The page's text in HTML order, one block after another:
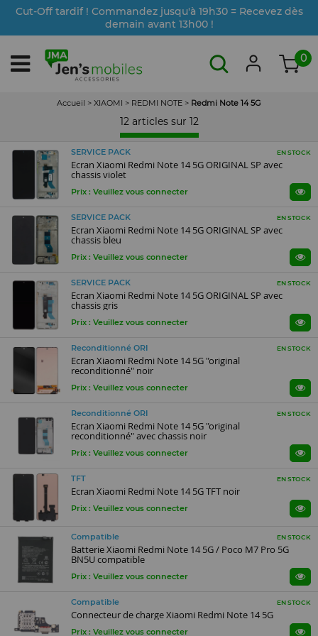
Cut-Off tardif ! Commandez jusqu'à 19h30 = Recevez dès
demain avant 13h00 !
0
Accueil > XIAOMI > REDMI NOTE > Redmi Note 14 5G
12 articles sur 12
SERVICE PACK EN STOCK
Ecran Xiaomi Redmi Note 14 5G ORIGINAL SP avec
chassis violet
Prix : Veuillez vous connecter
SERVICE PACK EN STOCK
Ecran Xiaomi Redmi Note 14 5G ORIGINAL SP avec
chassis bleu
Prix : Veuillez vous connecter
SERVICE PACK EN STOCK
Ecran Xiaomi Redmi Note 14 5G ORIGINAL SP avec
chassis gris
Prix : Veuillez vous connecter
Reconditionné ORI EN STOCK
Ecran Xiaomi Redmi Note 14 5G "original
reconditionné" noir
Prix : Veuillez vous connecter
Reconditionné ORI EN STOCK
Ecran Xiaomi Redmi Note 14 5G "original
reconditionné" avec chassis noir
Prix : Veuillez vous connecter
TFT EN STOCK
Ecran Xiaomi Redmi Note 14 5G TFT noir
Prix : Veuillez vous connecter
Compatible EN STOCK
Batterie Xiaomi Redmi Note 14 5G / Poco M7 Pro 5G
BN5U compatible
Prix : Veuillez vous connecter
Compatible EN STOCK
Connecteur de charge Xiaomi Redmi Note 14 5G
Prix : Veuillez vous connecter